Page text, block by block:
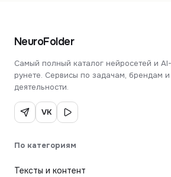
NeuroFolder
Самый полный каталог нейросетей и
рунете. Сервисы по задачам, брендам
деятельности.
VK
По категориям
Тексты и контент